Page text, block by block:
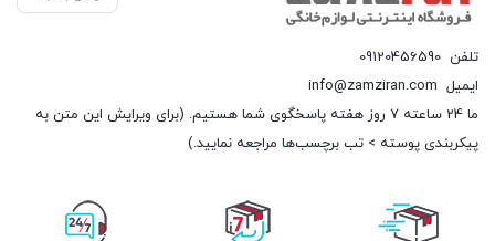
تلفن 09120456590
ایمیل info@zamziran.com
ما 24 ساعته 7 روز هفته پاسخگوی شما هستیم. (برای ویرایش این متن به
پیکربندی پوسته > تب برچسب‌ها مراجعه نمایید.)